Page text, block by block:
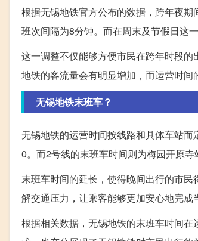
根据无锡地铁官方公布的数据，跨年夜
班次间隔为8分钟。而在周末及节假日这
这一调整不仅能够方便市民在跨年时段
地铁的客流量会有明显增加，而运营时间
无锡地铁末班车？
无锡地铁的运营时间按线路和具体车站
0。而2号线的末班车时间则为梅园开原寺
末班车时间的延长，使得晚间出行的市
解交通压力，让乘客能够更加安心地完成
根据相关数据，无锡地铁的末班车时间